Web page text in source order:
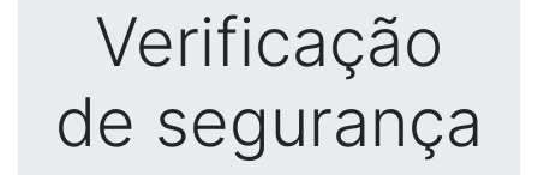
Verificação
de segurança